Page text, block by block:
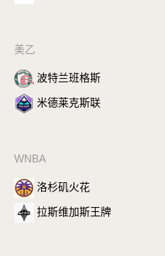
美乙
波特兰班格斯
米德莱克斯联
WNBA
洛杉矶火花
拉斯维加斯王牌